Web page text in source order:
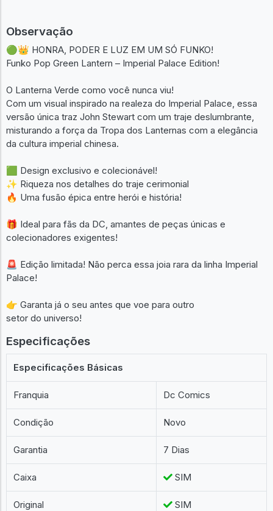
Observação
🟢👑 HONRA, PODER E LUZ EM UM SÓ FUNKO!
Funko Pop Green Lantern – Imperial Palace Edition!
O Lanterna Verde como você nunca viu!
Com um visual inspirado na realeza do Imperial Palace, essa
misturando a força da Tropa dos Lanternas com a elegância
da cultura imperial chinesa.
✨ Riqueza nos detalhes do traje cerimonial
🔥 Uma fusão épica entre herói e história!
🎁 Ideal para fãs da DC, amantes de peças únicas e
colecionadores exigentes!
🚨 Edição limitada! Não perca essa joia rara da linha Imperial
Palace!
👉 Garanta já o seu antes que voe para outro
Especificações
Especificações Básicas
Franquia Dc Comics
Condição Novo
Garantia 7 Dias